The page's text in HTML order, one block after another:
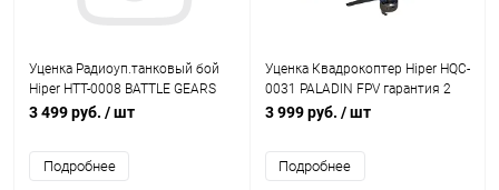
Уценка Радиоуп.танковый бой
Hiper HTT-0008 BATTLE GEARS
оранжевый гарантия 2 недели
3 499 руб. / шт
Подробнее
Уценка Квадрокоптер Hiper HQC-
0031 PALADIN FPV гарантия 2
недели
3 999 руб. / шт
Подробнее